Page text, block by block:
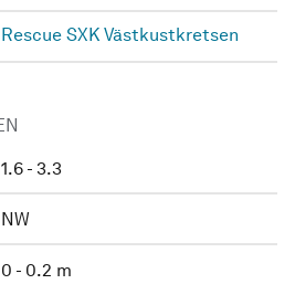
Rescue SXK Västkustkretsen
1.6 - 3.3
NW
0 - 0.2 m